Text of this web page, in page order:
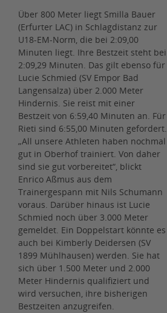
Über 800 Meter liegt Smilla Bauer
(Erfurter LAC) in Schlagdistanz zur
U18-EM-Norm, die bei 2:09,00
Minuten liegt. Ihre Bestzeit steht bei
2:09,29 Minuten. Das gilt ebenso für
Lucie Schmied (SV Empor Bad
Langensalza) über 2.000 Meter
Hindernis. Sie reist mit einer
Bestzeit von 6:59,40 Minuten an. Für
Rieti sind 6:55,00 Minuten gefordert.
„All unsere Athleten haben nochmal
gut in Oberhof trainiert. Von daher
sind sie gut vorbereitet“, blickt
Enrico Aßmus aus dem
Trainergespann mit Nils Schumann
voraus. Darüber hinaus ist Lucie
Schmied noch über 3.000 Meter
gemeldet. Ein Doppelstart könnte es
auch bei Kimberly Deidersen (SV
1899 Mühlhausen) werden. Sie hat
sich über 1.500 Meter und 2.000
Meter Hindernis qualifiziert und
wird versuchen, ihre bisherigen
Bestzeiten anzugreifen.